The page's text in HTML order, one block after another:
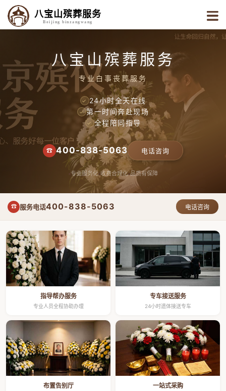
八宝山殡葬服务
Beijing binzangwang
八宝山殡葬服务
专业白事丧葬服务
✓ 24小时全天在线
✓ 第一时间奔赴现场
✓ 全程陪同指导
☎ 400-838-5063 电话咨询
专业服务化 收费合理化 品质有保障
☎ 服务电话400-838-5063 电话咨询
指导帮办服务
专业人员全程协助办理
专车接送服务
24小时遗体接送专车
布置告别厅 一站式采购